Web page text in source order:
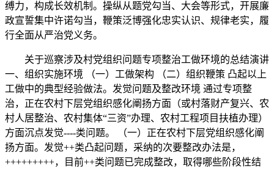
缚力，构成长效机制。操纵从题党勾当、大会等形式，开展廉
政宣誓集中许诺勾当，鞭策泛博强化忠实认识、规律老实，履
行全面从严治党义务。
关于巡察涉及村党组织问题专项整治工做环境的总结演讲
一、组织实施环境 （一）工做架构 （二）组织鞭策 凸起以上
工做中的典型经验做法。发觉问题及整改环境 通过专项整
治，正在农村下层党组织感化阐扬方面（或村落财产复兴、农
村人居整治、农村集体“三资”办理、农村工程项目扶植办理）
方面沉点发觉----类问题。 （一）正在农村下层党组织感化阐
扬方面。发觉++类凸起问题，采纳的次要整改办法是，
+++++++++，目前++类问题已完成整改，取得哪些阶段性结